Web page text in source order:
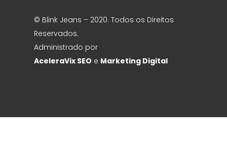
© Blink Jeans – 2020. Todos os Direitos
Reservados.
Administrado por
AceleraVix SEO e Marketing Digital